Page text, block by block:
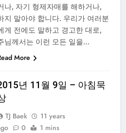
나, 자기 형제자매를 해하거나,
지 말아야 합니다. 우리가 여러분
게 전에도 말하고 경고한 대로,
님께서는 이런 모든 일을…
More
년 11월 9일 – 아침묵
TJ Baek
11 years
0 1 mins